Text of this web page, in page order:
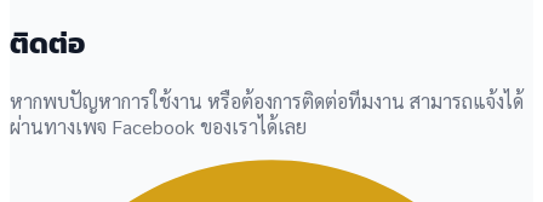
ติดต่อ
หากพบปัญหาการใช้งาน หรือต้องการติดต่อทีมงาน สามารถแจ้งได้
ผ่านทางเพจ Facebook ของเราได้เลย